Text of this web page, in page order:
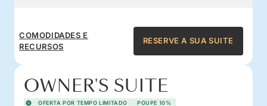
COMODIDADES E
RECURSOS
RESERVE A SUA SUITE
OWNER'S SUITE
OFERTA POR TEMPO LIMITADO POUPE 10%